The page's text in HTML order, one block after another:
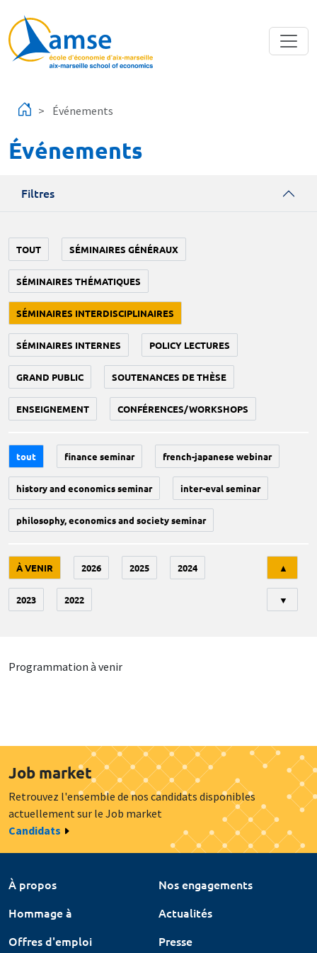
Événements
Événements
Filtres
TOUT SÉMINAIRES GÉNÉRAUX
SÉMINAIRES THÉMATIQUES
SÉMINAIRES INTERDISCIPLINAIRES
SÉMINAIRES INTERNES POLICY LECTURES
GRAND PUBLIC SOUTENANCES DE THÈSE
ENSEIGNEMENT CONFÉRENCES/WORKSHOPS
tout finance seminar french-japanese webinar
history and economics seminar inter-eval seminar
philosophy, economics and society seminar
À VENIR 2026 2025 2024
2023 2022
▲
▼
Programmation à venir
Job market
Retrouvez l'ensemble de nos candidats disponibles
actuellement sur le Job market
Candidats
À propos
Nos engagements
Hommage à
Actualités
Offres d'emploi
Presse